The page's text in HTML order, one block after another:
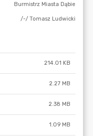
214.01 KB
2.27 MB
2.38 MB
1.09 MB